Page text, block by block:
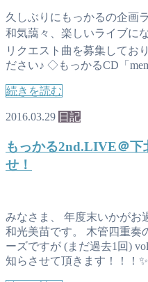
久しぶりにもっかるの企画
和気藹々、楽しいライブに
リクエスト曲を募集してお
ださい♪ ◇もっかるCD「
続きを読む
2016.03.29 日記
もっかる2nd.LIVE＠下
せ！
みなさま、 年度末いかがお
和光美苗です。 木管四重奏
ーズですが (まだ過去1回)
知らさせて頂きます！！！